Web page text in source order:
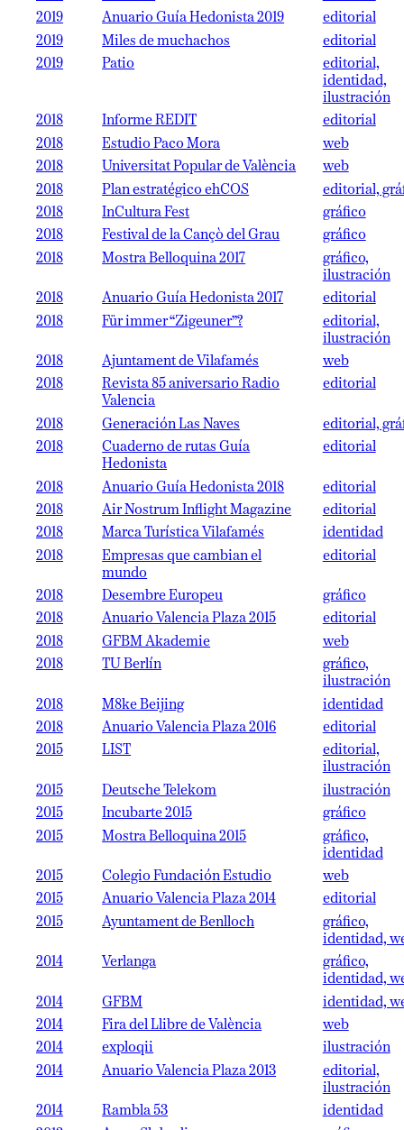
2019
Anuario Guía Hedonista 2019
editorial
2019
Miles de muchachos
editorial
2019
Patio
editorial,
identidad,
ilustración
2018
Informe REDIT
editorial
2018
Estudio Paco Mora
web
2018
Universitat Popular de València
web
2018
Plan estratégico ehCOS
editorial,
2018
InCultura Fest
gráfico
2018
Festival de la Cançò del Grau
gráfico
2018
Mostra Belloquina 2017
gráfico,
ilustración
2018
Anuario Guía Hedonista 2017
editorial
2018
Für immer “Zigeuner”?
editorial,
ilustración
2018
Ajuntament de Vilafamés
web
2018
Revista 85 aniversario Radio
Valencia
editorial
2018 Generación Las Naves
editorial,
2018
Cuaderno de rutas Guía
Hedonista
editorial
2018 Anuario Guía Hedonista 2018
editorial
2018
Air Nostrum Inflight Magazine
editorial
2018
Marca Turística Vilafamés
identidad
2018
Empresas que cambian el
mundo
editorial
2018 Desembre Europeu
gráfico
2018
Anuario Valencia Plaza 2015
editorial
2018
GFBM Akademie
web
2018
TU Berlín
gráfico,
ilustración
2018
M8ke Beijing
identidad
2018
Anuario Valencia Plaza 2016
editorial
2015
LIST
editorial,
ilustración
2015
Deutsche Telekom
ilustración
2015
Incubarte 2015
gráfico
2015
Mostra Belloquina 2015
gráfico,
identidad
2015
Colegio Fundación Estudio
web
2015
Anuario Valencia Plaza 2014
editorial
2015
Ayuntament de Benlloch
gráfico,
identidad,
2014
Verlanga
gráfico,
identidad,
2014
GFBM
identidad,
2014
Fira del Llibre de València
web
2014
exploqii
ilustración
2014
Anuario Valencia Plaza 2013
editorial,
ilustración
2014
Rambla 53
identidad